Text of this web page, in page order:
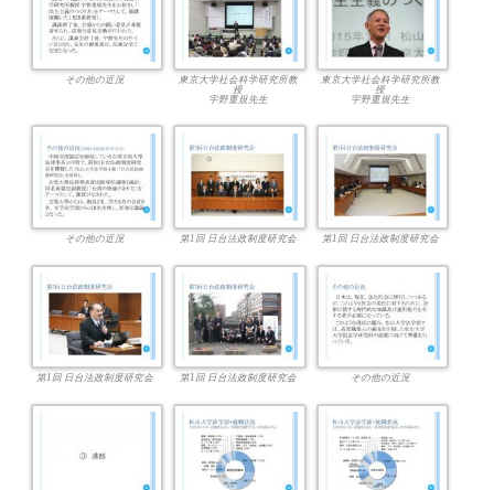
その他の近況
東京大学社会科学研究所教
授
宇野重規先生
東京大学社会科学研究所教
授
宇野重規先生
その他の近況 第1回 日台法政制度研究会 第1回 日台法政制度研究会
第1回 日台法政制度研究会 第1回 日台法政制度研究会 その他の近況